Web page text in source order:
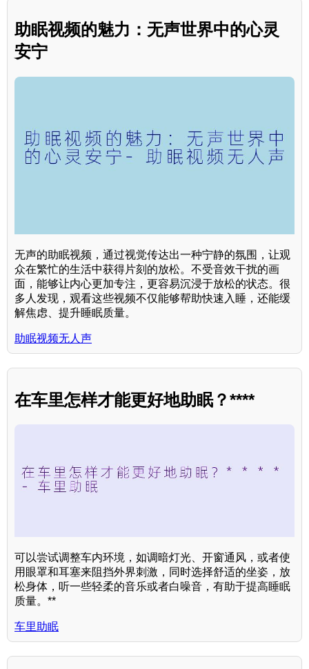
助眠视频的魅力：无声世界中的心灵
安宁
无声的助眠视频，通过视觉传达出一种宁静的氛围，让观
众在繁忙的生活中获得片刻的放松。不受音效干扰的画
面，能够让内心更加专注，更容易沉浸于放松的状态。很
多人发现，观看这些视频不仅能够帮助快速入睡，还能缓
解焦虑、提升睡眠质量。
助眠视频无人声
在车里怎样才能更好地助眠？****
可以尝试调整车内环境，如调暗灯光、开窗通风，或者使
用眼罩和耳塞来阻挡外界刺激，同时选择舒适的坐姿，放
松身体，听一些轻柔的音乐或者白噪音，有助于提高睡眠
质量。**
车里助眠